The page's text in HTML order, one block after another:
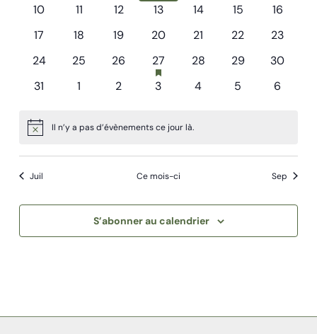
évènements
0
10
0
11
0
12
0
13
0
14
0
15
0
16
0
17
0
18
0
19
0
20
0
21
0
22
0
23
0
24
0
25
0
évènements
26
1
évènement
27
has
featured
évènements
0
28
0
29
0
30
0
31
01
0
2
0
3
0
4
0
5
0
6
NoticeIl n’y a pas d’évènements ce jour là.
Juil Ce mois-ci Sep
S’abonner au calendrier